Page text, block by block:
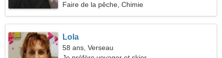
Faire de la pêche, Chimie
Lola
58 ans, Verseau